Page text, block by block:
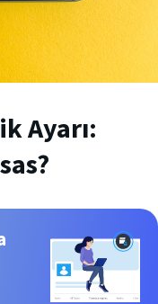
Ayarı: